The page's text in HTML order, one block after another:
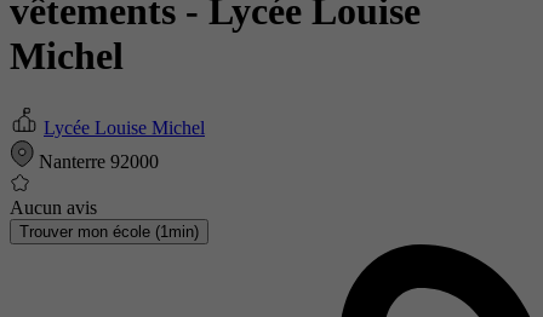
vêtements - Lycée Louise
Michel
Lycée Louise Michel
Nanterre 92000
Aucun avis
Trouver mon école (1min)